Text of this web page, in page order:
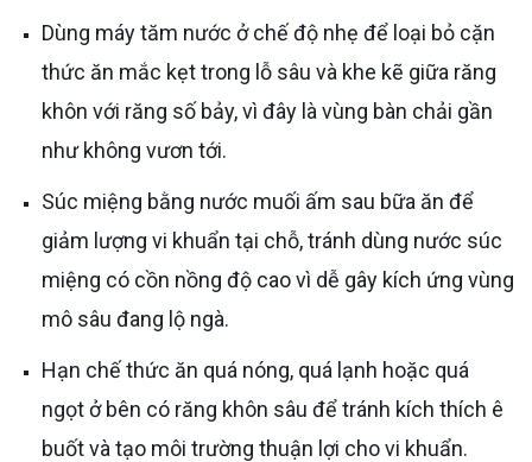
Dùng máy tăm nước ở chế độ nhẹ để loại bỏ cặn
thức ăn mắc kẹt trong lỗ sâu và khe kẽ giữa răng
khôn với răng số bảy, vì đây là vùng bàn chải gần
như không vươn tới.
Súc miệng bằng nước muối ấm sau bữa ăn để
giảm lượng vi khuẩn tại chỗ, tránh dùng nước súc
miệng có cồn nồng độ cao vì dễ gây kích ứng vùng
mô sâu đang lộ ngà.
Hạn chế thức ăn quá nóng, quá lạnh hoặc quá
ngọt ở bên có răng khôn sâu để tránh kích thích ê
buốt và tạo môi trường thuận lợi cho vi khuẩn.